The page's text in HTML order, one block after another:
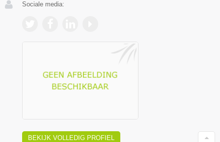
Sociale media:
BEKIJK VOLLEDIG PROFIEL